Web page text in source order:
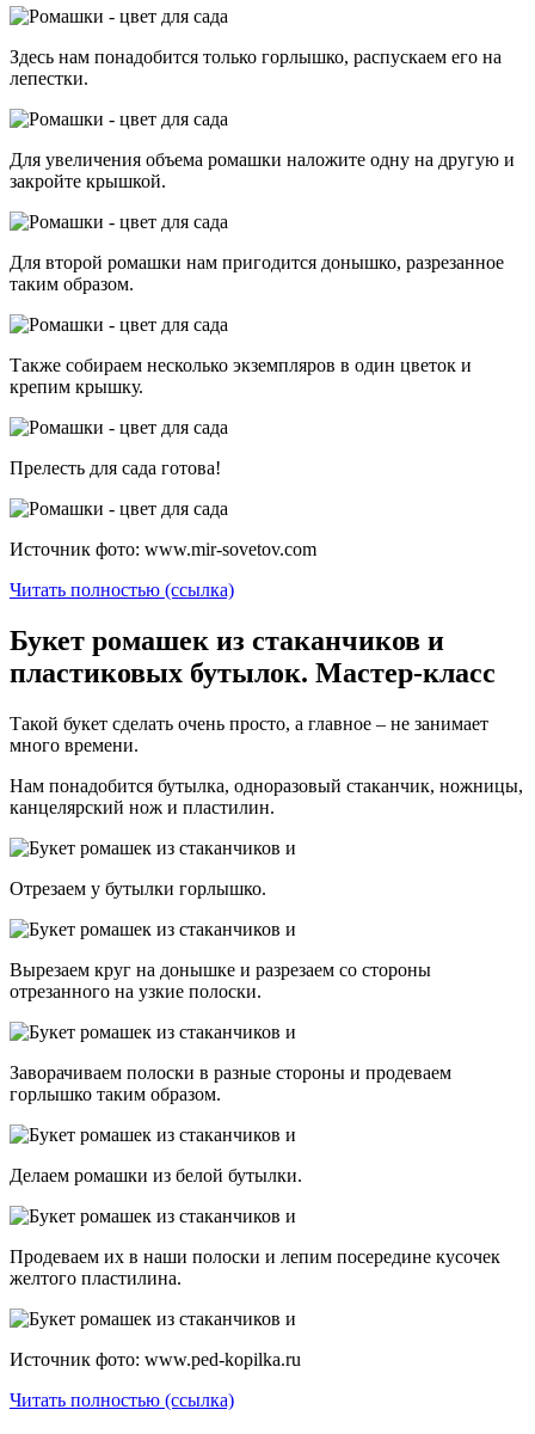
Здесь нам понадобится только горлышко, распускаем его на
лепестки.
Для увеличения объема ромашки наложите одну на другую и
закройте крышкой.
Для второй ромашки нам пригодится донышко, разрезанное
таким образом.
Также собираем несколько экземпляров в один цветок и
крепим крышку.
Прелесть для сада готова!
Источник фото: www.mir-sovetov.com
Читать полностью (ссылка)
Букет ромашек из стаканчиков и
пластиковых бутылок. Мастер-класс
Такой букет сделать очень просто, а главное – не занимает
много времени.
Нам понадобится бутылка, одноразовый стаканчик, ножницы,
канцелярский нож и пластилин.
Отрезаем у бутылки горлышко.
Вырезаем круг на донышке и разрезаем со стороны
отрезанного на узкие полоски.
Заворачиваем полоски в разные стороны и продеваем
горлышко таким образом.
Делаем ромашки из белой бутылки.
Продеваем их в наши полоски и лепим посередине кусочек
желтого пластилина.
Источник фото: www.ped-kopilka.ru
Читать полностью (ссылка)